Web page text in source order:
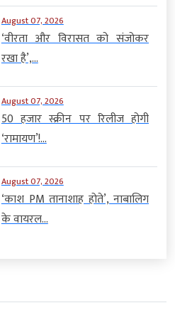
August 07, 2026
‘वीरता और विरासत को संजोकर
रखा है’,...
August 07, 2026
50 हजार स्क्रीन पर रिलीज होगी
‘रामायण’!...
August 07, 2026
‘काश PM तानाशाह होते’, नाबालिग
के वायरल...